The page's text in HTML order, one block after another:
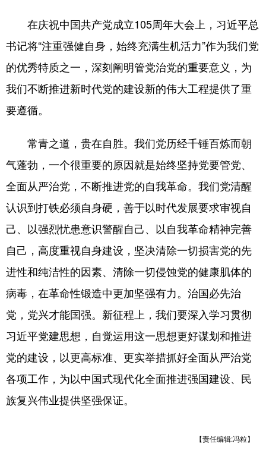
在庆祝中国共产党成立105周年大会上，习近平总
书记将“注重强健自身，始终充满生机活力”作为我们党
的优秀特质之一，深刻阐明管党治党的重要意义，为
我们不断推进新时代党的建设新的伟大工程提供了重
要遵循。
常青之道，贵在自胜。我们党历经千锤百炼而朝
气蓬勃，一个很重要的原因就是始终坚持党要管党、
全面从严治党，不断推进党的自我革命。我们党清醒
认识到打铁必须自身硬，善于以时代发展要求审视自
己、以强烈忧患意识警醒自己、以自我革命精神完善
自己，高度重视自身建设，坚决清除一切损害党的先
进性和纯洁性的因素、清除一切侵蚀党的健康肌体的
病毒，在革命性锻造中更加坚强有力。治国必先治
党，党兴才能国强。新征程上，我们要深入学习贯彻
习近平党建思想，自觉运用这一思想更好谋划和推进
党的建设，以更高标准、更实举措抓好全面从严治党
各项工作，为以中国式现代化全面推进强国建设、民
族复兴伟业提供坚强保证。
【责任编辑:冯粒】